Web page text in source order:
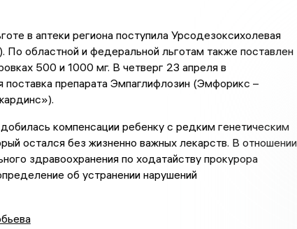
в аптеки региона поступила Урсодезоксихолевая
По областной и федеральной льготам также поставлен
500 и 1000 мг. В четверг 23 апреля в
препарата Эмпаглифлозин (Эмфорикс –
компенсации ребенку с редким генетическим
остался без жизненно важных лекарств. В отношении
здравоохранения по ходатайству прокурора
об устранении нарушений